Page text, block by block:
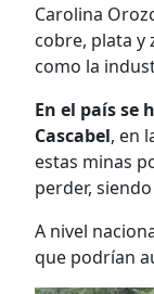
Carolina
cobre, plata y
como la
En el país se
Cascabel, en
estas minas
perder,
A nivel
que podrían